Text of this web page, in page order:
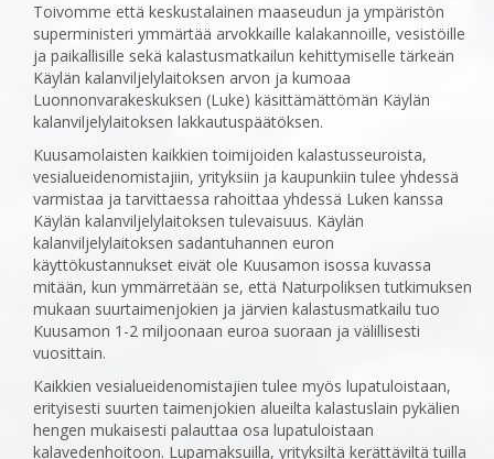
Toivomme että keskustalainen maaseudun ja ympäristön
superministeri ymmärtää arvokkaille kalakannoille, vesistöille
ja paikallisille sekä kalastusmatkailun kehittymiselle tärkeän
Käylän kalanviljelylaitoksen arvon ja kumoaa
Luonnonvarakeskuksen (Luke) käsittämättömän Käylän
kalanviljelylaitoksen lakkautuspäätöksen.
Kuusamolaisten kaikkien toimijoiden kalastusseuroista,
vesialueidenomistajiin, yrityksiin ja kaupunkiin tulee yhdessä
varmistaa ja tarvittaessa rahoittaa yhdessä Luken kanssa
Käylän kalanviljelylaitoksen tulevaisuus. Käylän
kalanviljelylaitoksen sadantuhannen euron
käyttökustannukset eivät ole Kuusamon isossa kuvassa
mitään, kun ymmärretään se, että Naturpoliksen tutkimuksen
mukaan suurtaimenjokien ja järvien kalastusmatkailu tuo
Kuusamon 1-2 miljoonaan euroa suoraan ja välillisesti
vuosittain.
Kaikkien vesialueidenomistajien tulee myös lupatuloistaan,
erityisesti suurten taimenjokien alueilta kalastuslain pykälien
hengen mukaisesti palauttaa osa lupatuloistaan
kalavedenhoitoon. Lupamaksuilla, yrityksiltä kerättäviltä tuilla